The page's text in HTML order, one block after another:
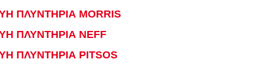
ΠΛΥΝΤΗΡΙΑ MORRIS
ΠΛΥΝΤΗΡΙΑ NEFF
ΠΛΥΝΤΗΡΙΑ PITSOS